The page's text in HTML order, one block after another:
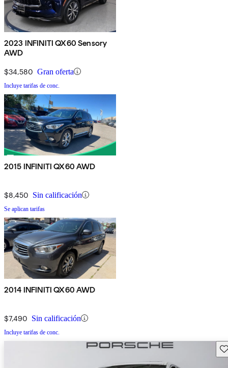
2023 INFINITI QX60 Sensory
AWD
$34,580 Gran oferta
Incluye tarifas de conc.
2015 INFINITI QX60 AWD
$8,450 Sin calificación
Se aplican tarifas
2014 INFINITI QX60 AWD
$7,490 Sin calificación
Incluye tarifas de conc.